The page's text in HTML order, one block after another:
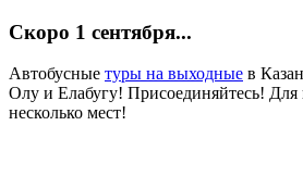
Скоро 1 сентября...
Автобусные туры на выходные в
Олу и Елабугу! Присоединяйтесь! Для
несколько мест!